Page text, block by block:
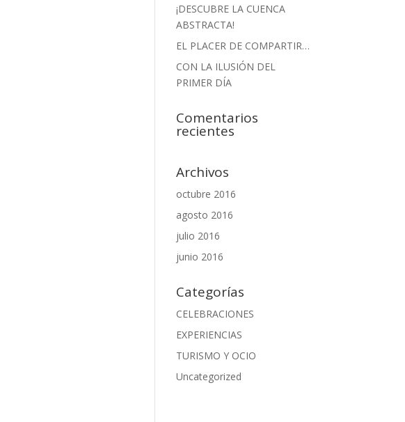
¡DESCUBRE LA CUENCA
ABSTRACTA!
EL PLACER DE COMPARTIR…
CON LA ILUSIÓN DEL
PRIMER DÍA
Comentarios
recientes
Archivos
octubre 2016
agosto 2016
julio 2016
junio 2016
Categorías
CELEBRACIONES
EXPERIENCIAS
TURISMO Y OCIO
Uncategorized